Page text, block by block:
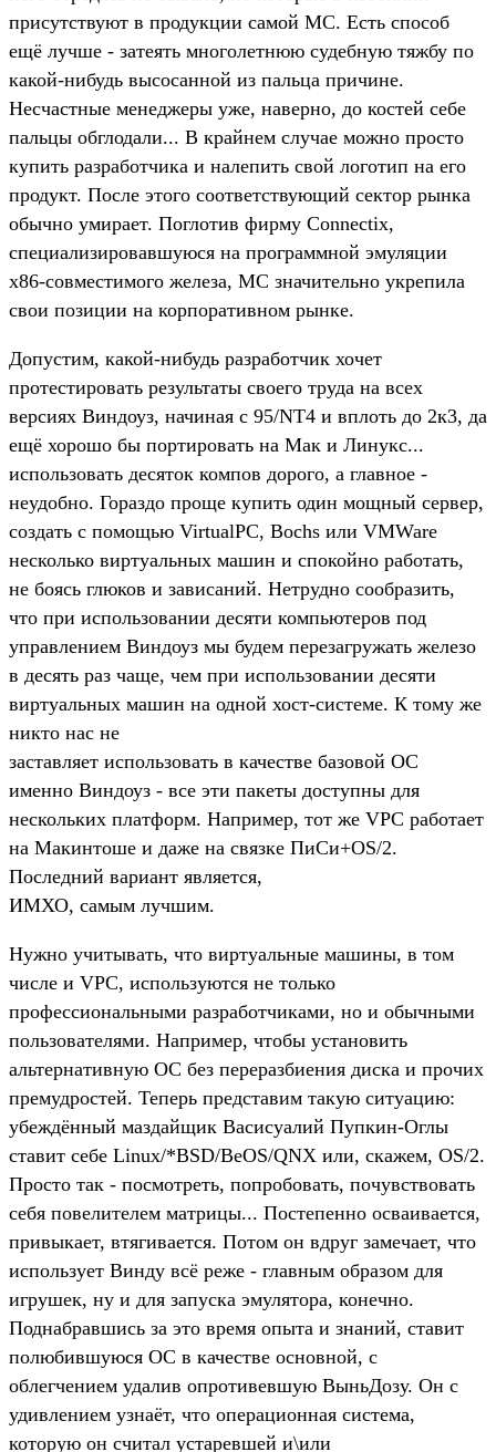
присутствуют в продукции самой МС. Есть способ
ещё лучше - затеять многолетнюю судебную тяжбу по
какой-нибудь высосанной из пальца причине.
Несчастные менеджеры уже, наверно, до костей себе
пальцы обглодали... В крайнем случае можно просто
купить разработчика и налепить свой логотип на его
продукт. После этого соответствующий сектор рынка
обычно умирает. Поглотив фирму Connectix,
специализировавшуюся на программной эмуляции
x86-совместимого железа, МС значительно укрепила
свои позиции на корпоративном рынке.
Допустим, какой-нибудь разработчик хочет
протестировать результаты своего труда на всех
версиях Виндоуз, начиная с 95/NT4 и вплоть до 2к3, да
ещё хорошо бы портировать на Мак и Линукс...
использовать десяток компов дорого, а главное -
неудобно. Гораздо проще купить один мощный сервер,
создать с помощью VirtualPC, Bochs или VMWare
несколько виртуальных машин и спокойно работать,
не боясь глюков и зависаний. Нетрудно сообразить,
что при использовании десяти компьютеров под
управлением Виндоуз мы будем перезагружать железо
в десять раз чаще, чем при использовании десяти
виртуальных машин на одной хост-системе. К тому же
никто нас не
заставляет использовать в качестве базовой ОС
именно Виндоуз - все эти пакеты доступны для
нескольких платформ. Например, тот же VPC работает
на Макинтоше и даже на связке ПиСи+OS/2.
Последний вариант является,
ИМХО, самым лучшим.
Нужно учитывать, что виртуальные машины, в том
числе и VPC, используются не только
профессиональными разработчиками, но и обычными
пользователями. Например, чтобы установить
альтернативную ОС без переразбиения диска и прочих
премудростей. Теперь представим такую ситуацию:
убеждённый маздайщик Васисуалий Пупкин-Оглы
ставит себе Linux/*BSD/BeOS/QNX или, скажем, OS/2.
Просто так - посмотреть, попробовать, почувствовать
себя повелителем матрицы... Постепенно осваивается,
привыкает, втягивается. Потом он вдруг замечает, что
использует Винду всё реже - главным образом для
игрушек, ну и для запуска эмулятора, конечно.
Поднабравшись за это время опыта и знаний, ставит
полюбившуюся ОС в качестве основной, с
облегчением удалив опротивевшую ВыньДозу. Он с
удивлением узнаёт, что операционная система,
которую он считал устаревшей и\или